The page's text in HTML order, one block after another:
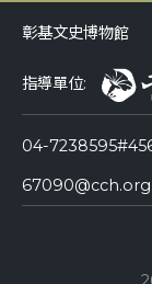
彰基文史博物館
指導單位:
04-